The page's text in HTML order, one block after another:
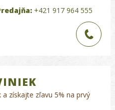
+421 917 964 555
získajte zľavu 5% na prvý